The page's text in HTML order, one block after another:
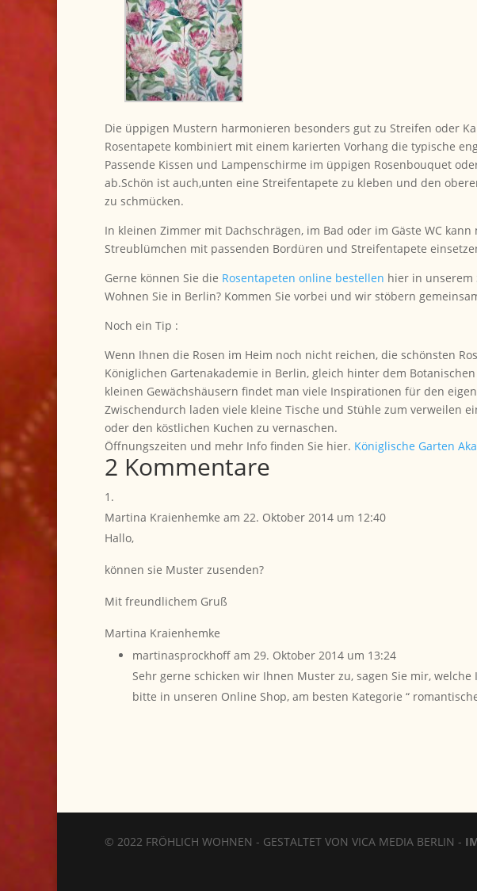
Die üppigen Mustern harmonieren besonders gut zu Streifen oder
Rosentapete kombiniert mit einem karierten Vorhang die typische
Passende Kissen und Lampenschirme im üppigen Rosenbouquet
ab.Schön ist auch,unten eine Streifentapete zu kleben und den
zu schmücken.
In kleinen Zimmer mit Dachschrägen, im Bad oder im Gäste WC
Streublümchen mit passenden Bordüren und Streifentapete
Gerne können Sie die Rosentapeten online bestellen hier in unserem
Wohnen Sie in Berlin? Kommen Sie vorbei und wir stöbern
Noch ein Tip :
Wenn Ihnen die Rosen im Heim noch nicht reichen, die schönsten
Königlichen Gartenakademie in Berlin, gleich hinter dem
kleinen Gewächshäusern findet man viele Inspirationen für den
Zwischendurch laden viele kleine Tische und Stühle zum verweilen
oder den köstlichen Kuchen zu vernaschen.
Öffnungszeiten und mehr Info finden Sie hier. Königlische Garten
2 Kommentare
Martina Kraienhemke am 22. Oktober 2014 um 12:40
Hallo,
können sie Muster zusenden?
Mit freundlichem Gruß
Martina Kraienhemke
martinasprockhoff am 29. Oktober 2014 um 13:24
Sehr gerne schicken wir Ihnen Muster zu, sagen Sie mir,
bitte in unseren Online Shop, am besten Kategorie “
© 2022 FRÖHLICH WOHNEN - GESTALTET VON VICA MEDIA BERLIN -